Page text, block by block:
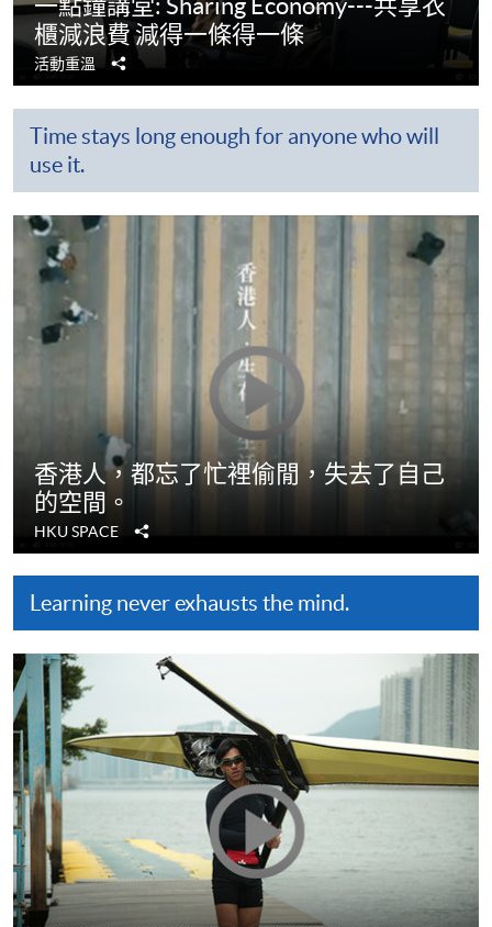
一點鐘講堂: Sharing Economy---共享衣
櫃減浪費 減得一條得一條
活動重溫
分
享
Time stays long enough for anyone who will
use it.
香港人，都忘了忙裡偷閒，失去了自己
的空間。
HKU SPACE
享
Learning never exhausts the mind.